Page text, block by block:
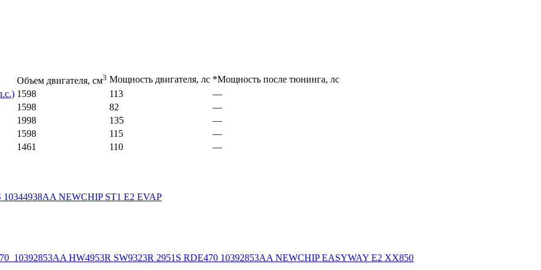
Объем двигателя, см3 Мощность двигателя, лс *Мощность после тюнинга, лс
1598 113
—
1598
82
—
1998
135
—
1598
115
—
1461
110 —
10344938AA NEWCHIP ST1 E2 EVAP
HW4953R SW9323R 2951S RDE470 10392853AA NEWCHIP EASYWAY E2 XX850